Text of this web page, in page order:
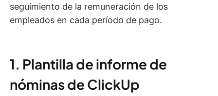
seguimiento de la remuneración de los
empleados en cada período de pago.
1. Plantilla de informe de
nóminas de ClickUp